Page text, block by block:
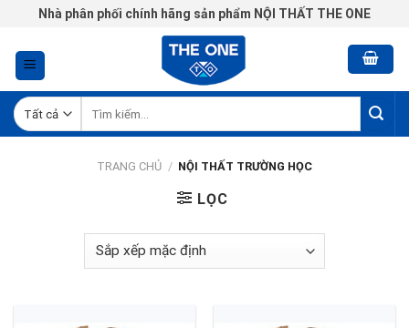
Chuyển
nội
dung
Nhà phân phối chính hãng sản phẩm NỘI THẤT THE ONE
kiếm:
TRANG CHỦ / NỘI THẤT TRƯỜNG HỌC
LỌC